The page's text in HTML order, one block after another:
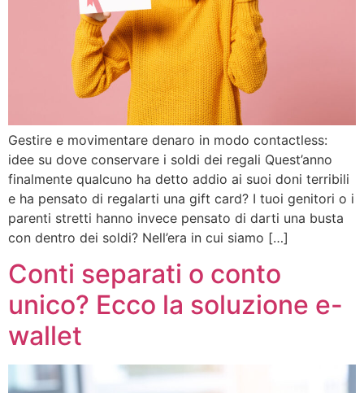
Gestire e movimentare denaro in modo contactless:
idee su dove conservare i soldi dei regali Quest’anno
finalmente qualcuno ha detto addio ai suoi doni terribili
e ha pensato di regalarti una gift card? I tuoi genitori o i
parenti stretti hanno invece pensato di darti una busta
con dentro dei soldi? Nell’era in cui siamo […]
Conti separati o conto
unico? Ecco la soluzione e-
wallet